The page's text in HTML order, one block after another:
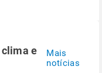
e
Mais
notícias